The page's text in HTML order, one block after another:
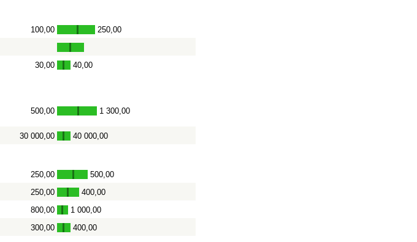
100,00 - 250,00
30,00 - 40,00
500,00 - 1 300,00
30 000,00 - 40 000,00
250,00 - 500,00
250,00 - 400,00
800,00 - 1 000,00
300,00 - 400,00